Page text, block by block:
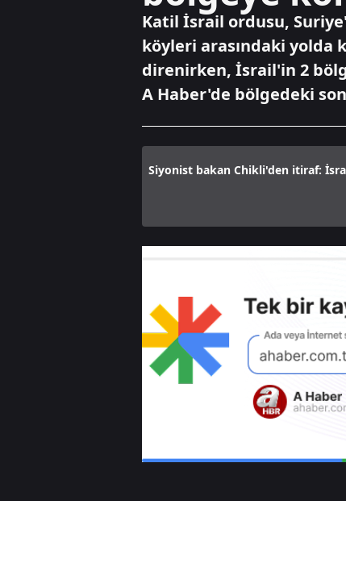
Katil İsrail ordusu,
köyleri arasındaki yolda
direnirken, İsrail'in 2
A Haber'de bölgedeki
Siyonist bakan Chikli'den itiraf: